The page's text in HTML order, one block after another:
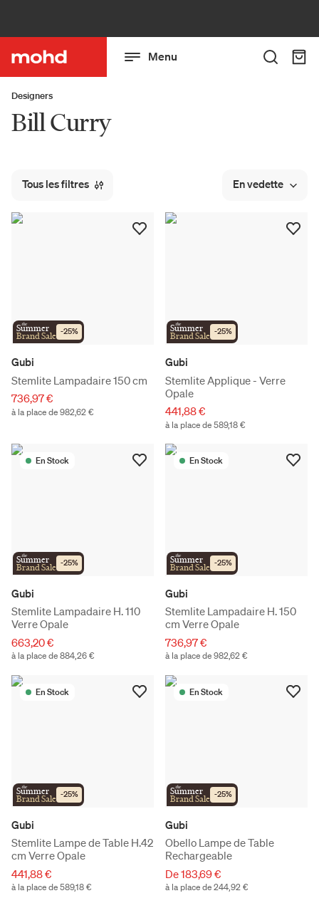
Menu
Designers
Bill Curry
Tous les filtres En vedette
the
Summer
Brand Sale -25%
Gubi
Stemlite Lampadaire 150 cm
736,97 €
à la place de 982,62 €
the
Summer
Brand Sale -25%
Gubi
Stemlite Applique - Verre
Opale
441,88 €
à la place de 589,18 €
En Stock
the
Summer
Brand Sale -25%
Gubi
Stemlite Lampadaire H. 110
Verre Opale
663,20 €
à la place de 884,26 €
En Stock
the
Summer
Brand Sale -25%
Gubi
Stemlite Lampadaire H. 150
cm Verre Opale
736,97 €
à la place de 982,62 €
En Stock
the
Summer
Brand Sale -25%
Gubi
Stemlite Lampe de Table H.42
cm Verre Opale
441,88 €
à la place de 589,18 €
En Stock
the
Summer
Brand Sale -25%
Gubi
Obello Lampe de Table
Rechargeable
De 183,69 €
à la place de 244,92 €